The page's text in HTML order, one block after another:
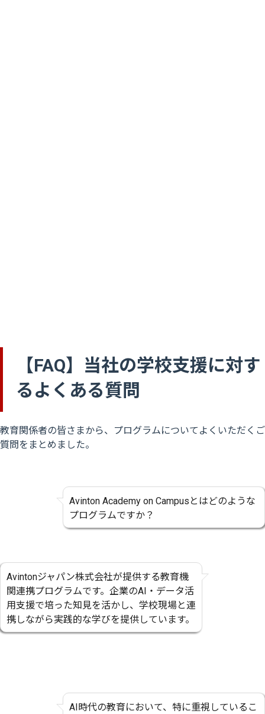
【FAQ】当社の学校支援に対す
るよくある質問
教育関係者の皆さまから、プログラムについてよくいただくご
質問をまとめました。
Avinton Academy on Campusとはどのような
プログラムですか？
Avintonジャパン株式会社が提供する教育機
関連携プログラムです。企業のAI・データ活
用支援で培った知見を活かし、学校現場と連
携しながら実践的な学びを提供しています。
AI時代の教育において、特に重視しているこ